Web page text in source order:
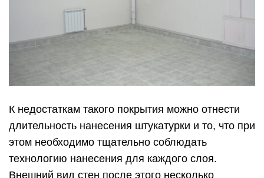
К недостаткам такого покрытия можно отнести
длительность нанесения штукатурки и то, что при
этом необходимо тщательно соблюдать
технологию нанесения для каждого слоя.
Внешний вид стен после этого несколько